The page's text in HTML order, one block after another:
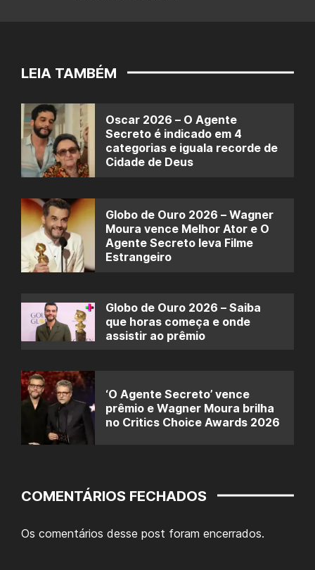
LEIA TAMBÉM
Oscar 2026 – O Agente
Secreto é indicado em 4
categorias e iguala recorde de
Cidade de Deus
Globo de Ouro 2026 – Wagner
Moura vence Melhor Ator e O
Agente Secreto leva Filme
Estrangeiro
Globo de Ouro 2026 – Saiba
que horas começa e onde
assistir ao prêmio
‘O Agente Secreto’ vence
prêmio e Wagner Moura brilha
no Critics Choice Awards 2026
COMENTÁRIOS FECHADOS
Os comentários desse post foram encerrados.